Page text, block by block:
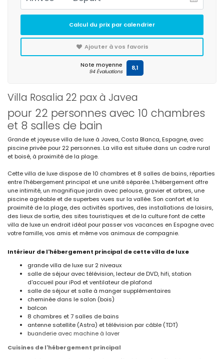
Villa Rosalia 22 pax à Javea
pour 22 personnes avec 10 chambres
et 8 salles de bain
Grande et joyeuse villa de luxe à Javea, Costa Blanca, Espagne, avec
piscine privée pour 22 personnes. La villa est située dans un cadre rural
et boisé, à proximité de la plage.
Cette villa de luxe dispose de 10 chambres et 8 salles de bains, réparties
entre l'hébergement principal et une unité séparée. L'hébergement offre
une intimité, un magnifique jardin avec pelouse, gravier et arbres, une
piscine agréable et de superbes vues sur la vallée. Son confort et la
proximité de la plage, des activités sportives, des installations de loisirs,
des lieux de sortie, des sites touristiques et de la culture font de cette
villa de luxe un endroit idéal pour passer vos vacances en Espagne avec
votre famille, vos amis et même vos animaux de compagnie.
Intérieur de l'hébergement principal de cette villa de luxe
grande villa de luxe sur 2 niveaux
salle de séjour avec télévision, lecteur de DVD, hifi, station
d'accueil pour iPod et ventilateur de plafond
salle de séjour et salle à manger supplémentaires
cheminée dans le salon (bois)
balcon
8 chambres et 7 salles de bains
antenne satellite (Astra) et télévision par câble (TDT)
buanderie avec machine à laver
Cuisines de l'hébergement principal
Calcul du prix par calendrier
Ajouter à vos favoris
Note moyenne
94 Évaluations 8,1